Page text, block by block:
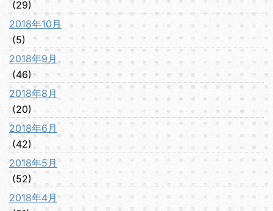
(29)
2018年10月
(5)
2018年9月
(46)
2018年8月
(20)
2018年6月
(42)
2018年5月
(52)
2018年4月